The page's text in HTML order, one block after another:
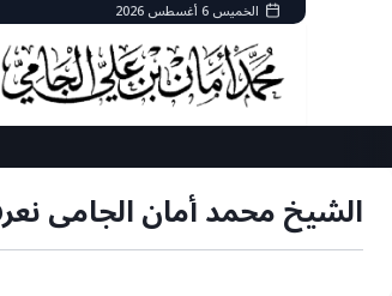
الخميس 6 أغسطس 2026
الشيخ محمد أمان الجامى